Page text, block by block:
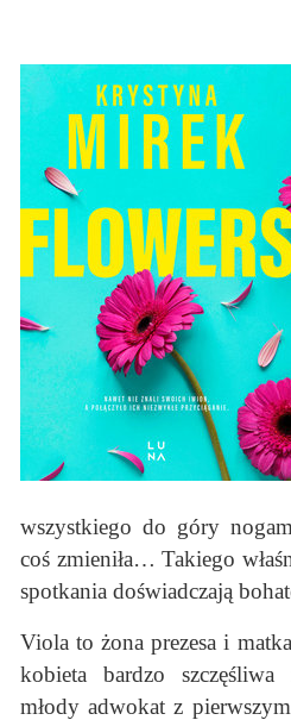
wszystkiego do góry
coś zmieniła… Takiego
spotkania doświadczają
Viola to żona prezesa i
kobieta bardzo
młody adwokat z